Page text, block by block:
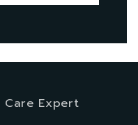
Care Expert